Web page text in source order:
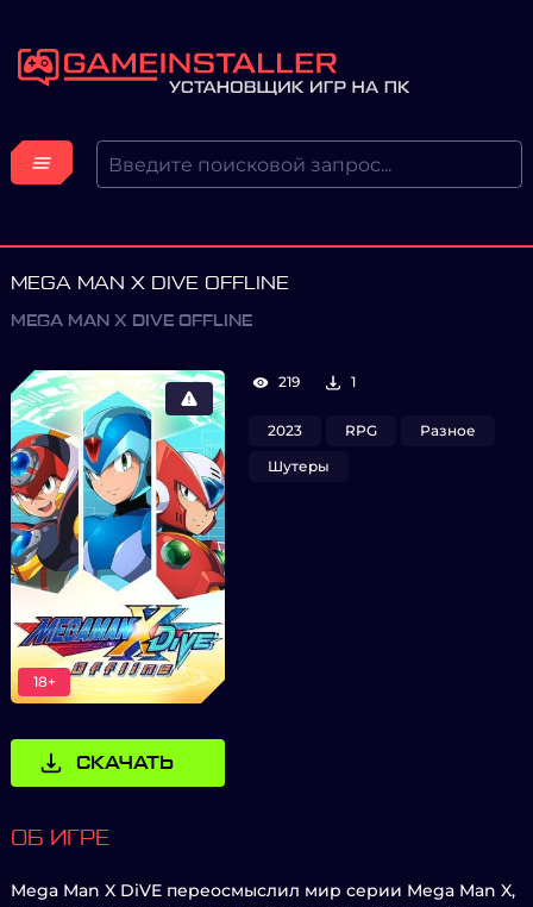
MEGA MAN X DIVE OFFLINE
MEGA MAN X DIVE OFFLINE
18+
СКАЧАТЬ
219 1
2023 RPG
Разное
Шутеры
ОБ ИГРЕ
Mega Man X DiVE переосмыслил мир серии Mega Man X,